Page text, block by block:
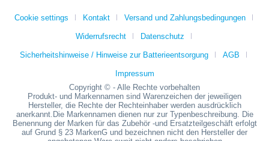
Cookie settings Kontakt Versand und Zahlungsbedingungen
Widerrufsrecht Datenschutz
Sicherheitshinweise / Hinweise zur Batterieentsorgung AGB
Impressum
Copyright © - Alle Rechte vorbehalten
Produkt- und Markennamen sind Warenzeichen der jeweiligen
Hersteller, die Rechte der Rechteinhaber werden ausdrücklich
anerkannt.Die Markennamen dienen nur zur Typenbeschreibung. Die
Benennung der Marken für das Zubehör -und Ersatzteilgeschäft erfolgt
auf Grund § 23 MarkenG und bezeichnen nicht den Hersteller der